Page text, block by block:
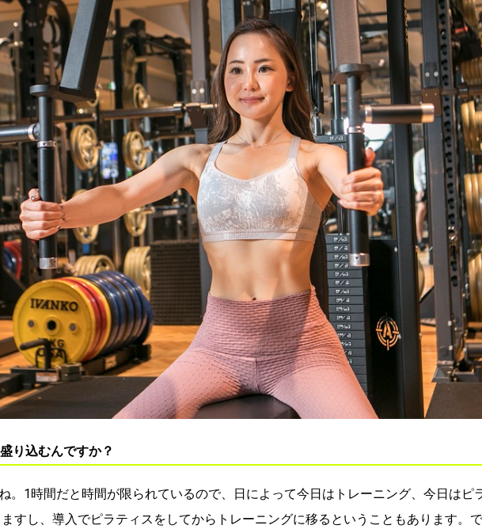
り込むんですか？
。1時間だと時間が限られているので、日によって今日はトレーニング、今日はピ
すし、導入でピラティスをしてからトレーニングに移るということもあります。で